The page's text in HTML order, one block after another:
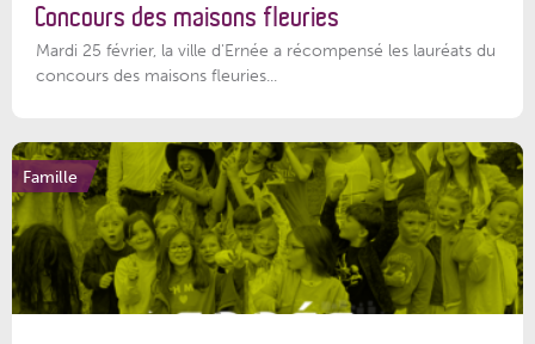
Concours des maisons fleuries
Mardi 25 février, la ville d'Ernée a récompensé les lauréats du
concours des maisons fleuries...
Famille